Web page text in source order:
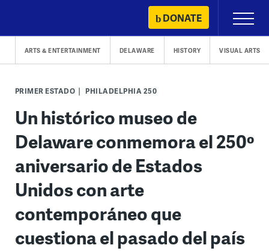
content
DONATE
Primary
Menu
ARTS & ENTERTAINMENT DELAWARE HISTORY VISUAL ARTS
PRIMER ESTADO PHILADELPHIA 250
Un histórico museo de
Delaware conmemora el 250º
aniversario de Estados
Unidos con arte
contemporáneo que
cuestiona el pasado del país